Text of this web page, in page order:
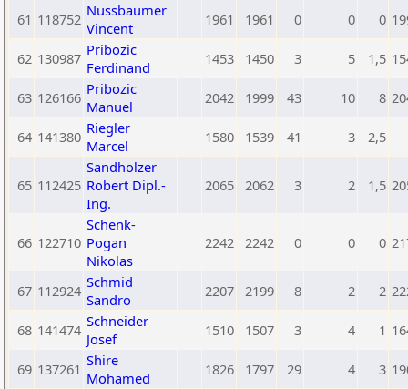
61 118752 Nussbaumer
Vincent
1961 1961 0 0 0
62 130987 Pribozic
Ferdinand
1453 1450 3 5 1,5
63 126166 Pribozic
Manuel
2042 1999 43 10 8
64 141380 Riegler
Marcel
1580 1539 41 3 2,5
65 112425
Sandholzer
Robert Dipl.-
Ing.
2065 2062 3 2 1,5
66 122710
Schenk-
Pogan
Nikolas
2242 2242 0 0 0
67 112924 Schmid
Sandro
2207 2199 8 2 2
68 141474 Schneider
Josef
1510 1507 3 4 1
69 137261 Shire
Mohamed
1826 1797 29 4 3